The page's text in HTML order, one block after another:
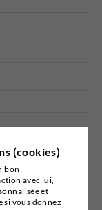
(cookies)
bon
avec lui,
et
si vous donnez